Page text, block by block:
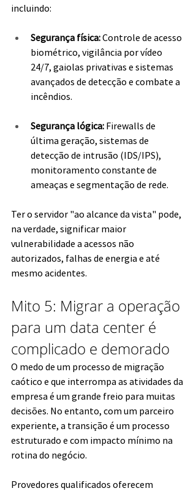
incluindo:
Segurança física: Controle de acesso
biométrico, vigilância por vídeo
24/7, gaiolas privativas e sistemas
avançados de detecção e combate a
incêndios.
Segurança lógica: Firewalls de
última geração, sistemas de
detecção de intrusão (IDS/IPS),
monitoramento constante de
ameaças e segmentação de rede.
Ter o servidor "ao alcance da vista" pode,
na verdade, significar maior
vulnerabilidade a acessos não
autorizados, falhas de energia e até
mesmo acidentes.
Mito 5: Migrar a operação
para um data center é
complicado e demorado
O medo de um processo de migração
caótico e que interrompa as atividades da
empresa é um grande freio para muitas
decisões. No entanto, com um parceiro
experiente, a transição é um processo
estruturado e com impacto mínimo na
rotina do negócio.
Provedores qualificados oferecem